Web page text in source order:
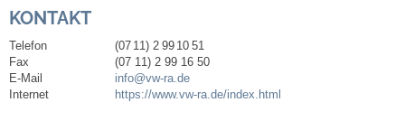
Trinkwasser - Härtebereich
Redaktionsstatut für das Amtsblatt
Service
KONTAKT
Telefon (07 11) 2 99 10 51
Fax
(07 11) 2 99 16 50
E-Mail
info@vw-ra.de
Internet
https://www.vw-ra.de/index.html